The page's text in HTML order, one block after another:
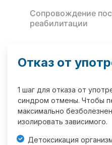
Сопровождение
реабилитации
Отказ от
1 шаг для отказа от
синдром отмены. Чтобы
максимально
изолировать зависимого.
Детоксикация